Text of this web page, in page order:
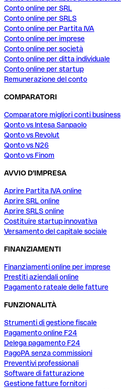
Conto online per SRL
Conto online per SRLS
Conto online per Partita IVA
Conto online per imprese
Conto online per società
Conto online per ditta individuale
Conto online per startup
Remunerazione del conto
COMPARATORI
Comparatore migliori conti business
Qonto vs Intesa Sanpaolo
Qonto vs Revolut
Qonto vs N26
Qonto vs Finom
AVVIO D'IMPRESA
Aprire Partita IVA online
Aprire SRL online
Aprire SRLS online
Costituire startup innovativa
Versamento del capitale sociale
FINANZIAMENTI
Finanziamenti online per imprese
Prestiti aziendali online
Pagamento rateale delle fatture
FUNZIONALITÀ
Strumenti di gestione fiscale
Pagamento online F24
Delega pagamento F24
PagoPA senza commissioni
Preventivi professionali
Software di fatturazione
Gestione fatture fornitori